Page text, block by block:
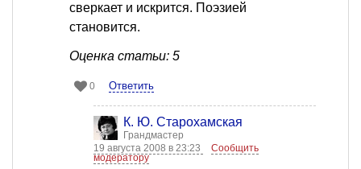
сверкает и искрится. Поэзией
становится.
Оценка статьи: 5
0 Ответить
К. Ю. Старохамская
Грандмастер
19 августа 2008 в 23:23
Сообщить
модератору